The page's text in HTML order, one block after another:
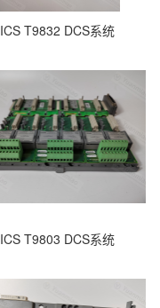
ICS T9832 DCS系统
ICS T9803 DCS系统